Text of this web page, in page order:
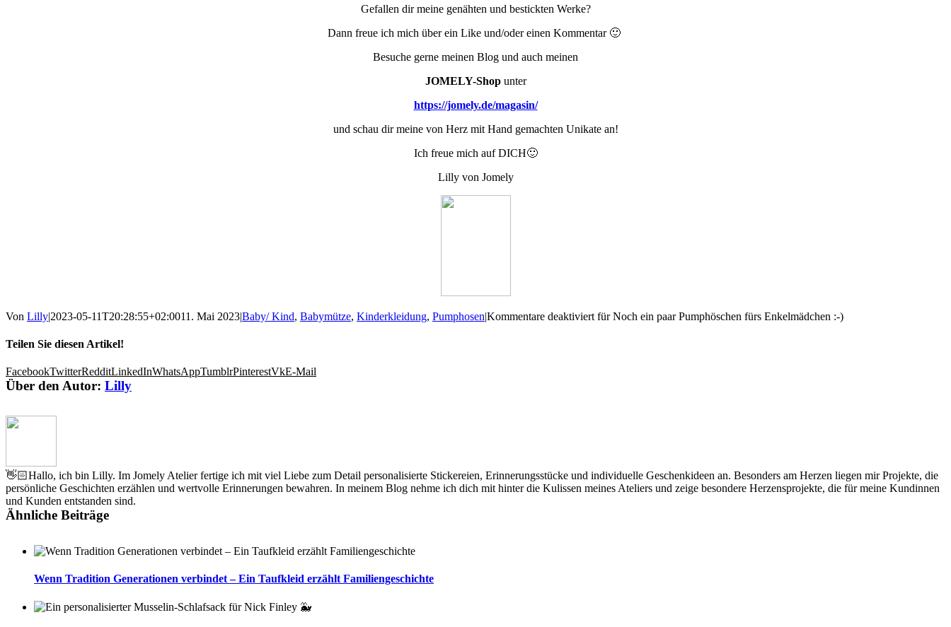
Gefallen dir meine genähten und bestickten Werke?
Dann freue ich mich über ein Like und/oder einen Kommentar 🙂
Besuche gerne meinen Blog und auch meinen
JOMELY-Shopunter
https://jomely.de/magasin/
und schau dir meine von Herz mit Hand gemachten Unikate an!
Ich freue mich auf DICH🙂
Lilly von Jomely
Von Lilly|2023-05-11T20:28:55+02:0011. Mai 2023|Baby/ Kind, Babymütze, Kinderkleidung, Pumphosen|Kommentare deaktiviert für Noch ein paar Pumphöschen fürs Enkelmädchen :-)
Teilen Sie diesen Artikel!
FacebookTwitterRedditLinkedInWhatsAppTumblrPinterestVkE-Mail
Über den Autor: Lilly
👋🏻Hallo, ich bin Lilly. Im Jomely Atelier fertige ich mit viel Liebe zum Detail personalisierte Stickereien, Erinnerungsstücke und individuelle Geschenkideen an. Besonders am Herzen liegen mir Projekte, die
persönliche Geschichten erzählen und wertvolle Erinnerungen bewahren. In meinem Blog nehme ich dich mit hinter die Kulissen meines Ateliers und zeige besondere Herzensprojekte, die für meine Kundinnen
und Kunden entstanden sind.
Ähnliche Beiträge
Wenn Tradition Generationen verbindet – Ein Taufkleid erzählt Familiengeschichte